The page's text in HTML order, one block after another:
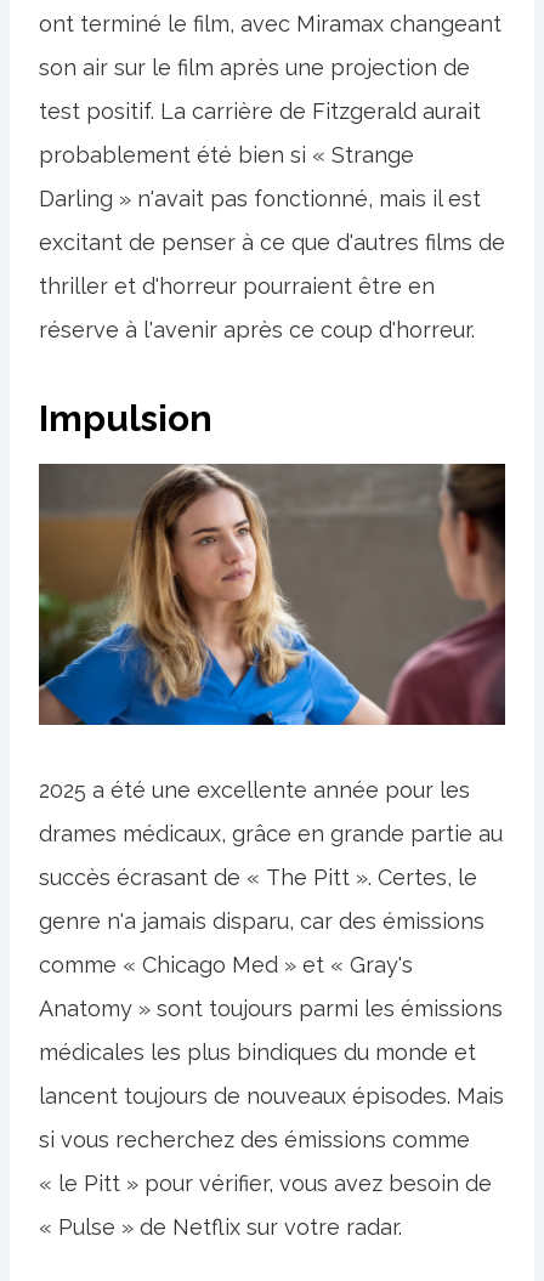
ont terminé le film, avec Miramax changeant
son air sur le film après une projection de
test positif. La carrière de Fitzgerald aurait
probablement été bien si « Strange
Darling » n'avait pas fonctionné, mais il est
excitant de penser à ce que d'autres films de
thriller et d'horreur pourraient être en
réserve à l'avenir après ce coup d'horreur.
Impulsion
2025 a été une excellente année pour les
drames médicaux, grâce en grande partie au
succès écrasant de « The Pitt ». Certes, le
genre n'a jamais disparu, car des émissions
comme « Chicago Med » et « Gray's
Anatomy » sont toujours parmi les émissions
médicales les plus bindiques du monde et
lancent toujours de nouveaux épisodes. Mais
si vous recherchez des émissions comme
« le Pitt » pour vérifier, vous avez besoin de
« Pulse » de Netflix sur votre radar.